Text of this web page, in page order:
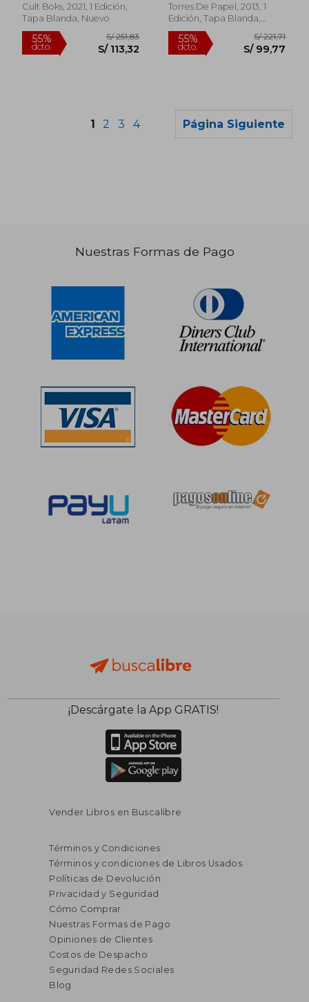
S/ 111,82
Cult Boks, 2021, 1 Edición,
Tapa Blanda, Nuevo
55%
dcto.
S/ 251,83
S/ 113,32
Torres De Papel, 2013, 1
Edición, Tapa Blanda,
Nuevo
1 2 3 4 Página Siguiente
Nuestras Formas de Pago
¡Descárgate la App GRATIS!
Vender Libros en Buscalibre
Términos y Condiciones
Términos y condiciones de Libros Usados
Políticas de Devolución
Privacidad y Seguridad
Cómo Comprar
Nuestras Formas de Pago
Opiniones de Clientes
Costos de Despacho
Seguridad Redes Sociales
Blog